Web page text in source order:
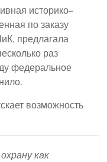
историко–
по заказу
предлагала
раз
федеральное
возможность
как